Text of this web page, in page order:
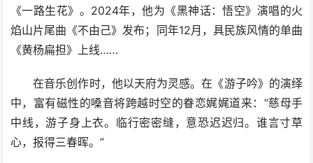
《一路生花》。2024年，他为《黑神话：悟空》演唱的火
焰山片尾曲《不由己》发布；同年12月，具民族风情的单曲
《黄杨扁担》上线……
在音乐创作时，他以天府为灵感。在《游子吟》的演绎
中，富有磁性的嗓音将跨越时空的眷恋娓娓道来：“慈母手
中线，游子身上衣。临行密密缝，意恐迟迟归。谁言寸草
心，报得三春晖。”